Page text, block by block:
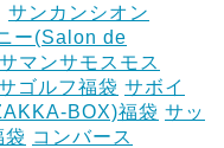
サンカンシオン
ー(Salon de
サマンサモスモス
ゴルフ福袋 サボイ
BOX)福袋 サッ
コンバース